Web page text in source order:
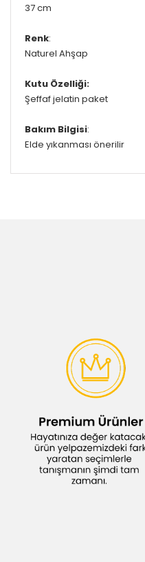
37 cm
Renk:
Naturel Ahşap
Kutu Özelliği:
Şeffaf jelatin paket
Bakım Bilgisi:
Elde yıkanması önerilir